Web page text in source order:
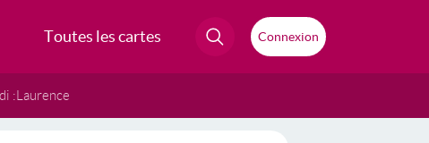
Toutes les cartes Connexion
:Laurence